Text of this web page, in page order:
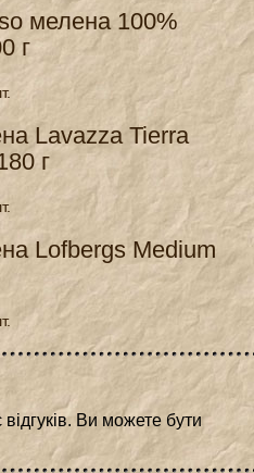
мелена 100%
г
Lavazza Tierra
г
Lofbergs Medium
Ви можете бути